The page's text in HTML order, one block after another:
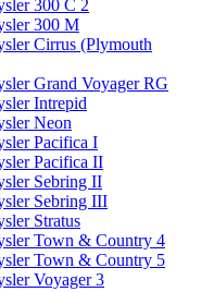
300 C 2
300 M
Cirrus (Plymouth
Grand Voyager RG
Intrepid
Neon
Pacifica I
Pacifica II
Sebring II
Sebring III
Stratus
Town & Country 4
Town & Country 5
Voyager 3